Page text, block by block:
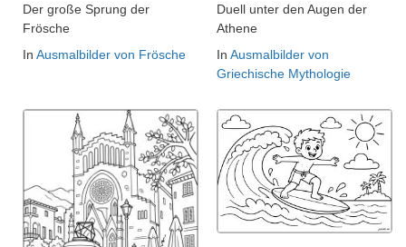
Der große Sprung der
Frösche
In Ausmalbilder von Frösche
Duell unter den Augen der
Athene
In Ausmalbilder von
Griechische Mythologie